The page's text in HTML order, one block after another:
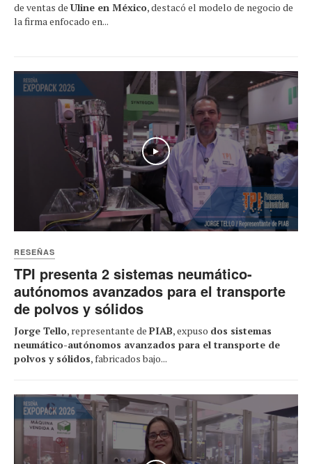
de ventas de Uline en México, destacó el modelo de negocio de
la firma enfocado en...
Play
RESEÑAS
TPI presenta 2 sistemas neumático-
autónomos avanzados para el transporte
de polvos y sólidos
Jorge Tello, representante de PIAB, expuso dos sistemas
neumático-autónomos avanzados para el transporte de
polvos y sólidos, fabricados bajo...